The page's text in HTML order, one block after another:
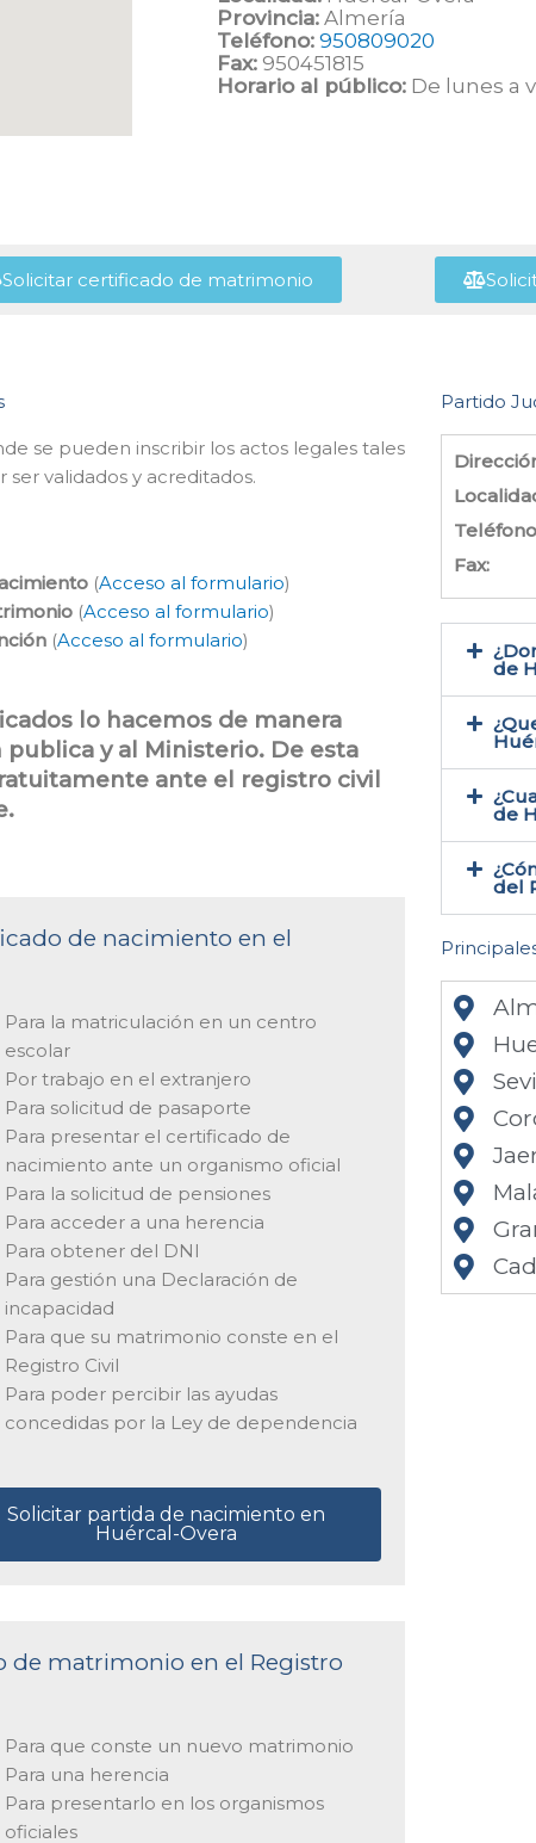
Provincia: Almería
Teléfono: 950809020
Fax: 950451815
Horario al público: De lunes a
Solicitar certificado de matrimonio
se pueden inscribir los actos legales tales
validados y acreditados.
(Acceso al formulario)
(Acceso al formulario)
(Acceso al formulario)
lo hacemos de manera
y al Ministerio. De esta
ante el registro civil
de nacimiento en el
Para la matriculación en un centro
escolar
Por trabajo en el extranjero
Para solicitud de pasaporte
Para presentar el certificado de
nacimiento ante un organismo oficial
Para la solicitud de pensiones
Para acceder a una herencia
Para obtener del DNI
Para gestión una Declaración de
incapacidad
Para que su matrimonio conste en el
Registro Civil
Para poder percibir las ayudas
concedidas por la Ley de dependencia
Solicitar partida de nacimiento en
Huércal-Overa
de matrimonio en el Registro
Para que conste un nuevo matrimonio
Para una herencia
Para presentarlo en los organismos
oficiales
Partido
Fax:
de
de
del